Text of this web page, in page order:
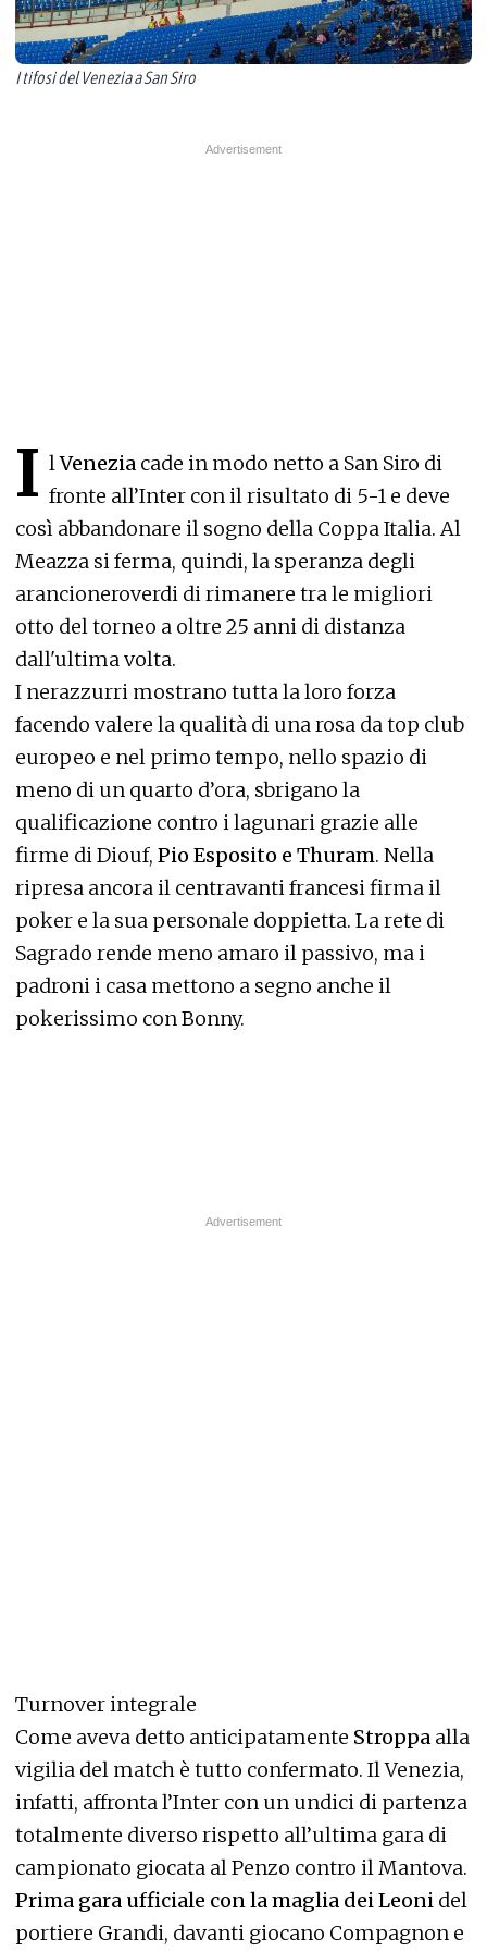
I tifosi del Venezia a San Siro
I lVenezia cade in modo netto a San Siro di
fronte all’Inter con il risultato di 5-1 e deve
così abbandonare il sogno della Coppa Italia. Al
Meazza si ferma, quindi, la speranza degli
arancioneroverdi di rimanere tra le migliori
otto del torneo a oltre 25 anni di distanza
dall'ultima volta.
I nerazzurri mostrano tutta la loro forza
facendo valere la qualità di una rosa da top club
europeo e nel primo tempo, nello spazio di
meno di un quarto d’ora, sbrigano la
qualificazione contro i lagunari grazie alle
firme di Diouf, Pio Esposito e Thuram. Nella
ripresa ancora il centravanti francesi firma il
poker e la sua personale doppietta. La rete di
Sagrado rende meno amaro il passivo, ma i
padroni i casa mettono a segno anche il
pokerissimo con Bonny.
Turnover integrale
Come aveva detto anticipatamente Stroppa alla
vigilia del match è tutto confermato. Il Venezia,
infatti, affronta l’Inter con un undici di partenza
totalmente diverso rispetto all’ultima gara di
campionato giocata al Penzo contro il Mantova.
Prima gara ufficiale con la maglia dei Leoni del
portiere Grandi, davanti giocano Compagnon e